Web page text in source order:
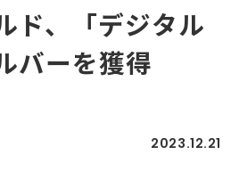
ド、「デジタル
バーを獲得
2023.12.21